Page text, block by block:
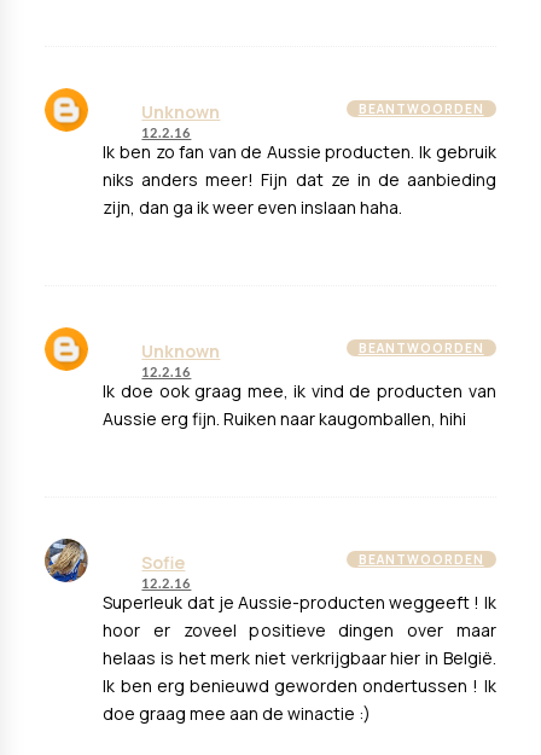
Unknown
12.2.16
Ik ben zo fan van de Aussie producten. Ik gebruik
niks anders meer! Fijn dat ze in de aanbieding
zijn, dan ga ik weer even inslaan haha.
BEANTWOORDEN
Unknown
12.2.16
Ik doe ook graag mee, ik vind de producten van
Aussie erg fijn. Ruiken naar kaugomballen, hihi
BEANTWOORDEN
Sofie
12.2.16
Superleuk dat je Aussie-producten weggeeft ! Ik
hoor er zoveel positieve dingen over maar
helaas is het merk niet verkrijgbaar hier in België.
Ik ben erg benieuwd geworden ondertussen ! Ik
doe graag mee aan de winactie :)
BEANTWOORDEN